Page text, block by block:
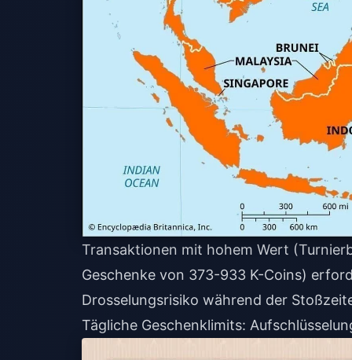
Transaktionen mit hohem Wert
Geschenke von 373-933 K-Coins)
Drosselungsrisiko während der
Tägliche Geschenklimits: